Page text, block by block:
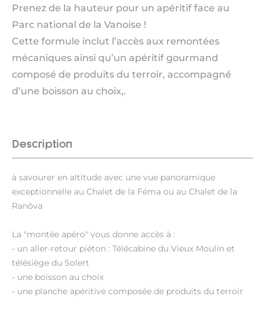
Prenez de la hauteur pour un apéritif face au
Parc national de la Vanoise !
Cette formule inclut l’accès aux remontées
mécaniques ainsi qu’un apéritif gourmand
composé de produits du terroir, accompagné
d’une boisson au choix,.
Description
à savourer en altitude avec une vue panoramique
exceptionnelle au Chalet de la Féma ou au Chalet de la
Ranôva
La "montée apéro" vous donne accès à :
- un aller-retour piéton : Télécabine du Vieux Moulin et
télésiège du Solert
- une boisson au choix
- une planche apéritive composée de produits du terroir